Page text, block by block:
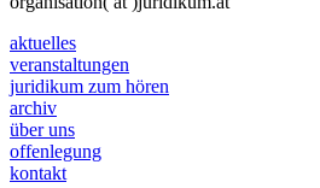
aktuelles
veranstaltungen
juridikum zum hören
archiv
über uns
offenlegung
kontakt